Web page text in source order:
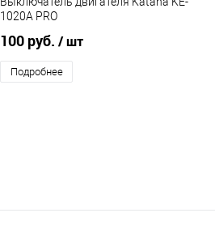
1020A PRO
100 руб. / шт
Подробнее